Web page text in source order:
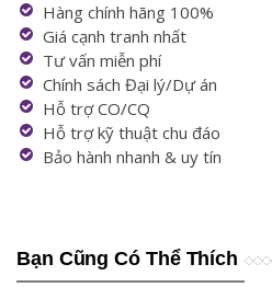
Hàng chính hãng 100%
Giá cạnh tranh nhất
Tư vấn miễn phí
Chính sách Đại lý/Dự án
Hỗ trợ CO/CQ
Hỗ trợ kỹ thuật chu đáo
Bảo hành nhanh & uy tín
Bạn Cũng Có Thể Thích